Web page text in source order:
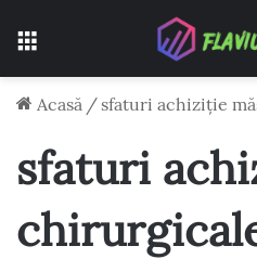
Acasă / sfaturi achiziție
sfaturi